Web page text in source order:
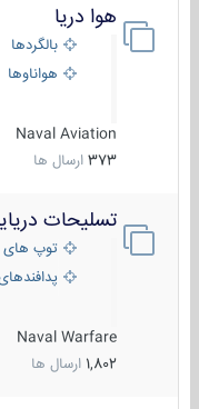
هوا دریا
بالگردها
هواناوها
Naval Aviation
373 ارسال ها
تسلیحات دریایی
توپ های
پدافندهای
Naval Warfare
1,802 ارسال ها